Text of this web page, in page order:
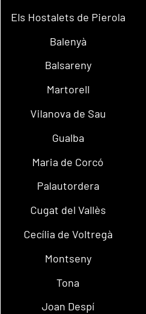
Els Hostalets de Pierola
Balenyà
Balsareny
Martorell
Vilanova de Sau
Gualba
Maria de Corcó
Palautordera
Cugat del Vallès
Cecília de Voltregà
Montseny
Tona
Joan Despí